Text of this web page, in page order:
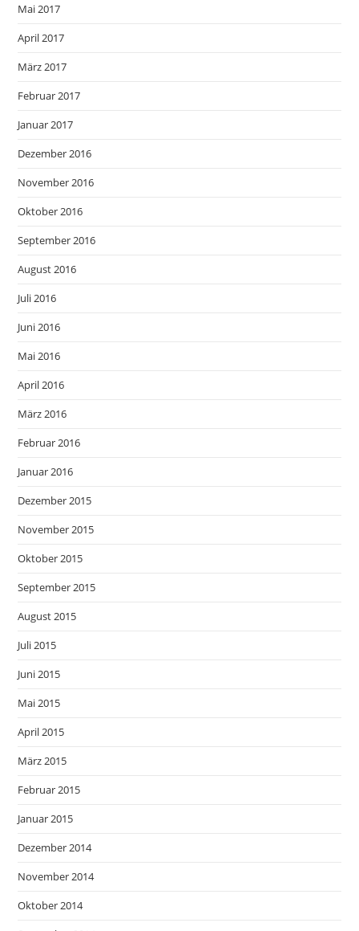
Mai 2017
April 2017
März 2017
Februar 2017
Januar 2017
Dezember 2016
November 2016
Oktober 2016
September 2016
August 2016
Juli 2016
Juni 2016
Mai 2016
April 2016
März 2016
Februar 2016
Januar 2016
Dezember 2015
November 2015
Oktober 2015
September 2015
August 2015
Juli 2015
Juni 2015
Mai 2015
April 2015
März 2015
Februar 2015
Januar 2015
Dezember 2014
November 2014
Oktober 2014